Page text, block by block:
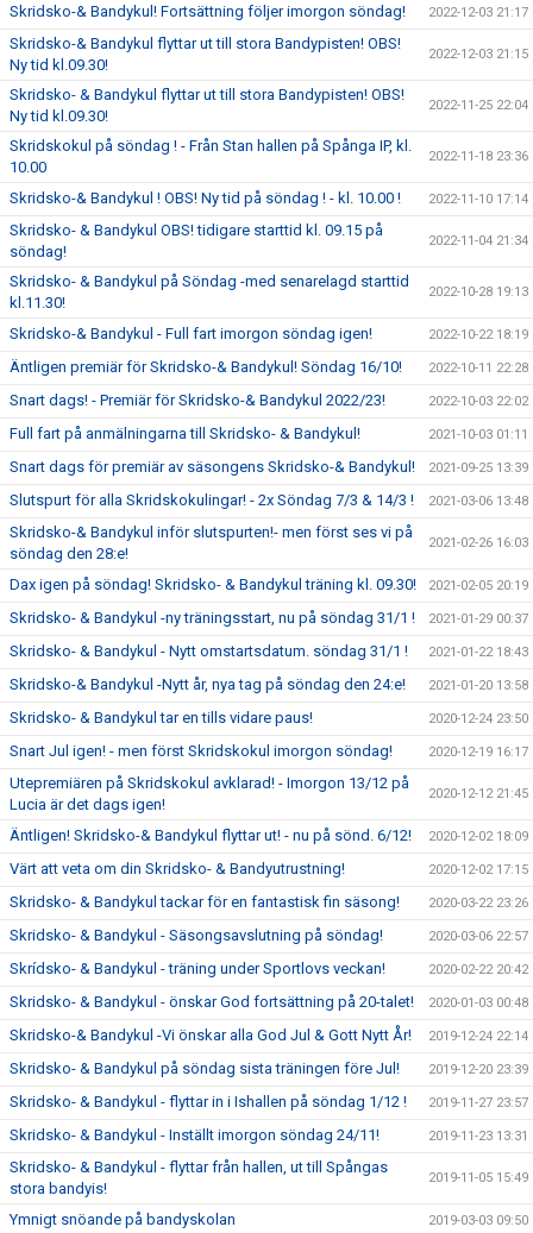
Skridsko-& Bandykul! Fortsättning följer imorgon söndag! 2022-12-03 21:17
Skridsko-& Bandykul flyttar ut till stora Bandypisten! OBS!
Ny tid kl.09.30!
2022-12-03 21:15
Skridsko- & Bandykul flyttar ut till stora Bandypisten! OBS!
Ny tid kl.09.30!
2022-11-25 22:04
Skridskokul på söndag ! - Från Stan hallen på Spånga IP, kl.
10.00
2022-11-18 23:36
Skridsko-& Bandykul ! OBS! Ny tid på söndag ! - kl. 10.00 ! 2022-11-10 17:14
Skridsko- & Bandykul OBS! tidigare starttid kl. 09.15 på
söndag!
2022-11-04 21:34
Skridsko- & Bandykul på Söndag -med senarelagd starttid
kl.11.30!
2022-10-28 19:13
Skridsko-& Bandykul - Full fart imorgon söndag igen! 2022-10-22 18:19
Äntligen premiär för Skridsko-& Bandykul! Söndag 16/10! 2022-10-11 22:28
Snart dags! - Premiär för Skridsko-& Bandykul 2022/23! 2022-10-03 22:02
Full fart på anmälningarna till Skridsko- & Bandykul! 2021-10-03 01:11
Snart dags för premiär av säsongens Skridsko-& Bandykul! 2021-09-25 13:39
Slutspurt för alla Skridskokulingar! - 2x Söndag 7/3 & 14/3 ! 2021-03-06 13:48
Skridsko-& Bandykul inför slutspurten!- men först ses vi på
söndag den 28:e!
2021-02-26 16:03
Dax igen på söndag! Skridsko- & Bandykul träning kl. 09.30! 2021-02-05 20:19
Skridsko- & Bandykul -ny träningsstart, nu på söndag 31/1 ! 2021-01-29 00:37
Skridsko- & Bandykul - Nytt omstartsdatum. söndag 31/1 ! 2021-01-22 18:43
Skridsko-& Bandykul -Nytt år, nya tag på söndag den 24:e! 2021-01-20 13:58
Skridsko- & Bandykul tar en tills vidare paus! 2020-12-24 23:50
Snart Jul igen! - men först Skridskokul imorgon söndag! 2020-12-19 16:17
Utepremiären på Skridskokul avklarad! - Imorgon 13/12 på
Lucia är det dags igen!
2020-12-12 21:45
Äntligen! Skridsko-& Bandykul flyttar ut! - nu på sönd. 6/12! 2020-12-02 18:09
Värt att veta om din Skridsko- & Bandyutrustning! 2020-12-02 17:15
Skridsko- & Bandykul tackar för en fantastisk fin säsong! 2020-03-22 23:26
Skridsko- & Bandykul - Säsongsavslutning på söndag! 2020-03-06 22:57
Skrídsko- & Bandykul - träning under Sportlovs veckan! 2020-02-22 20:42
Skridsko- & Bandykul - önskar God fortsättning på 20-talet! 2020-01-03 00:48
Skridsko-& Bandykul -Vi önskar alla God Jul & Gott Nytt År! 2019-12-24 22:14
Skridsko- & Bandykul på söndag sista träningen före Jul! 2019-12-20 23:39
Skridsko- & Bandykul - flyttar in i Ishallen på söndag 1/12 ! 2019-11-27 23:57
Skridsko- & Bandykul - Inställt imorgon söndag 24/11! 2019-11-23 13:31
Skridsko- & Bandykul - flyttar från hallen, ut till Spångas
stora bandyis!
2019-11-05 15:49
Ymnigt snöande på bandyskolan 2019-03-03 09:50